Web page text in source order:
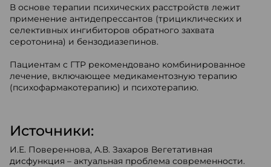
В основе терапии психических расстройств лежит
применение антидепрессантов (трициклических и
селективных ингибиторов обратного захвата
серотонина) и бензодиазепинов.
Пациентам с ГТР рекомендовано комбинированное
лечение, включающее медикаментозную терапию
(психофармакотерапию) и психотерапию.
Источники:
И.Е. Повереннова, А.В. Захаров Вегетативная
дисфункция – актуальная проблема современности.